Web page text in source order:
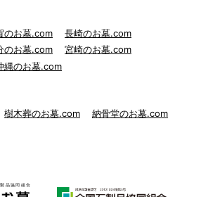
のお墓.com
長崎のお墓.com
のお墓.com
宮崎のお墓.com
縄のお墓.com
樹木葬のお墓.com 納骨堂のお墓.com